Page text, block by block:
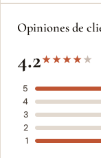
Opiniones de
4.2★★★★★
5
4
3
2
1